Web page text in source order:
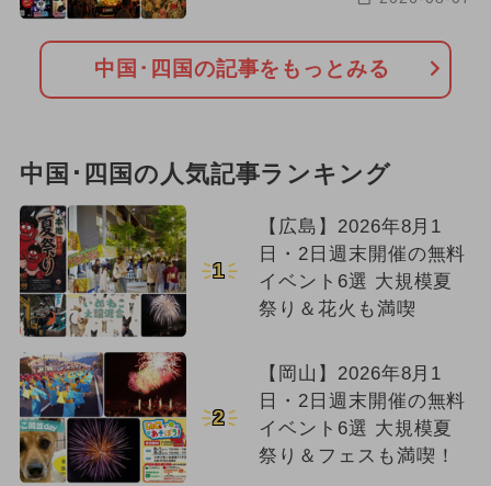
中国･四国の記事をもっとみる
中国･四国の人気記事ランキング
1
【広島】2026年8月1
日・2日週末開催の無料
イベント6選 大規模夏
祭り＆花火も満喫
2
【岡山】2026年8月1
日・2日週末開催の無料
イベント6選 大規模夏
祭り＆フェスも満喫！